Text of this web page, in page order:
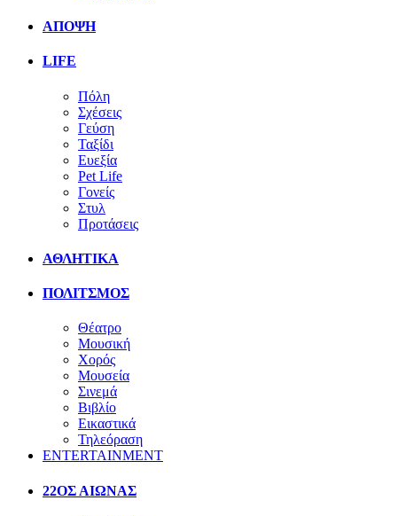
ΑΠΟΨΗ
LIFE
Πόλη
Σχέσεις
Γεύση
Ταξίδι
Ευεξία
Pet Life
Γονείς
Στυλ
Προτάσεις
ΑΘΛΗΤΙΚΑ
ΠΟΛΙΤΣΜΟΣ
Θέατρο
Μουσική
Χορός
Μουσεία
Σινεμά
Βιβλίο
Εικαστικά
Τηλεόραση
ENTERTAINMENT
22ΟΣ ΑΙΩΝΑΣ